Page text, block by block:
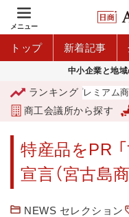
メニュー
トップ 新着記事
中小企業と地域
ランキング
「青森市プレミアム商
商工会議所から探す
特産品をPR
宣言（宮古島
NEWS セレクション